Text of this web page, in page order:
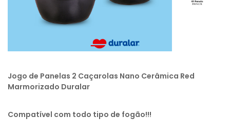
Jogo de Panelas 2 Caçarolas Nano Cerâmica Red
Marmorizado Duralar
Compatível com todo tipo de fogão!!!